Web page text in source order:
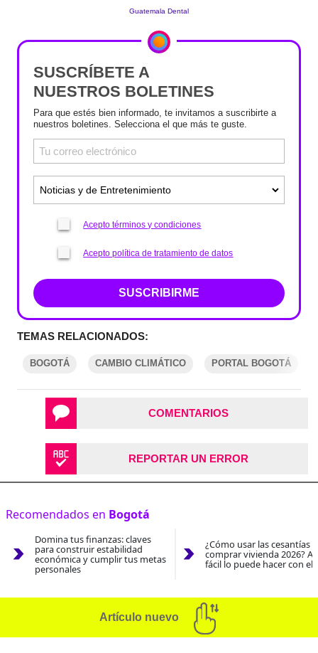
SUSCRÍBETE A
NUESTROS BOLETINES
Para que estés bien informado, te invitamos a suscribirte a
nuestros boletines. Selecciona el que más te guste.
Acepto términos y condiciones
Acepto política de tratamiento de datos
SUSCRIBIRME
TEMAS RELACIONADOS:
BOGOTÁ CAMBIO CLIMÁTICO PORTAL BOGOTÁ
COMENTARIOS
REPORTAR UN ERROR
Recomendados en Bogotá
Domina tus finanzas: claves
para construir estabilidad
económica y cumplir tus metas
personales
¿Cómo usar las cesantías
comprar vivienda 2026?
fácil lo puede hacer con el
Artículo nuevo